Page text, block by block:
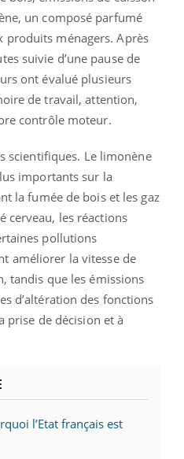
un composé parfumé
produits ménagers. Après
suivie d’une pause de
ont évalué plusieurs
de travail, attention,
contrôle moteur.
scientifiques. Le limonène
importants sur la
la fumée de bois et les gaz
cerveau, les réactions
pollutions
améliorer la vitesse de
tandis que les émissions
d’altération des fonctions
prise de décision et à
l’Etat français est